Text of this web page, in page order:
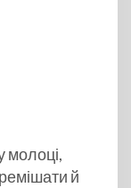
молоці,
й